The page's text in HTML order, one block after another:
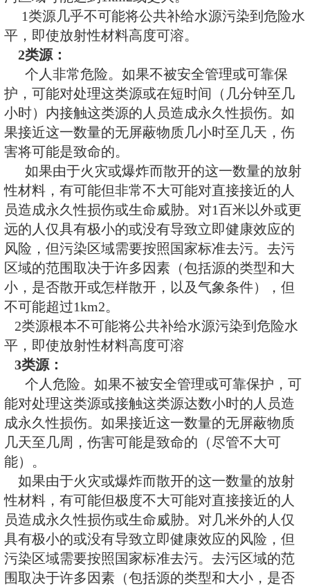
如果由于火灾或爆炸而散开的这
性材料，有可能但不大可能对直接
成永久性损伤或生命威胁。对几
具有极小的或没有导致立即健康效
污染区域需要按照国家标准去污。
围取决于许多因素（包括源的类型
散开或怎样散开，以及气象条件）
污区域可能达到1km2 或更大。
1类源几乎不可能将公共补给水
平，即使放射性材料高度可溶。
2类源：
个人非常危险。如果不被安全
护，可能对处理这类源或在短时间
小时）内接触这类源的人员造成
果接近这一数量的无屏蔽物质几小
害将可能是致命的。
如果由于火灾或爆炸而散开的这
性材料，有可能但非常不大可能
员造成永久性损伤或生命威胁。对
远的人仅具有极小的或没有导致立
风险，但污染区域需要按照国家标